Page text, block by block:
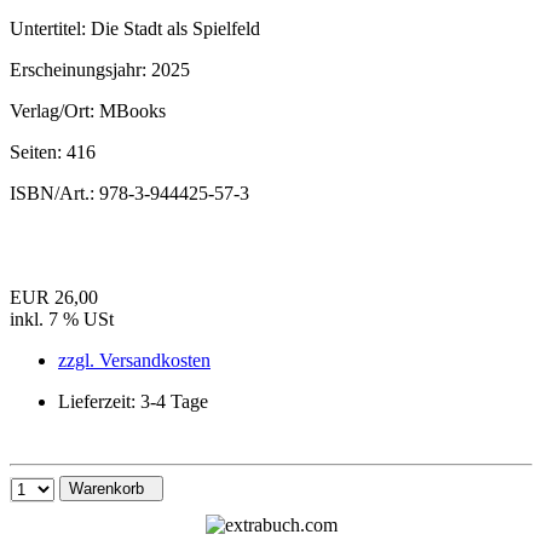
Untertitel: Die Stadt als Spielfeld
Erscheinungsjahr: 2025
Verlag/Ort: MBooks
Seiten: 416
ISBN/Art.: 978-3-944425-57-3
EUR 26,00
inkl. 7 % USt
zzgl. Versandkosten
Lieferzeit: 3-4 Tage
Warenkorb